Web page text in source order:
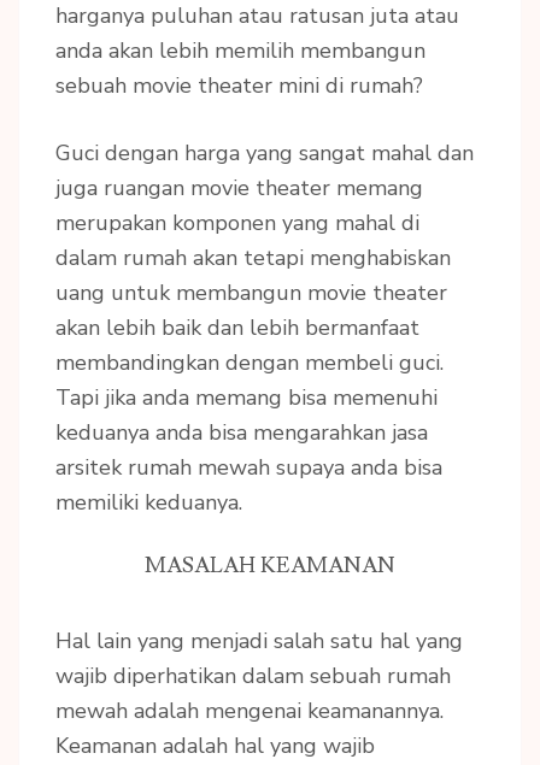
harganya puluhan atau ratusan juta atau
anda akan lebih memilih membangun
sebuah movie theater mini di rumah?
Guci dengan harga yang sangat mahal dan
juga ruangan movie theater memang
merupakan komponen yang mahal di
dalam rumah akan tetapi menghabiskan
uang untuk membangun movie theater
akan lebih baik dan lebih bermanfaat
membandingkan dengan membeli guci.
Tapi jika anda memang bisa memenuhi
keduanya anda bisa mengarahkan jasa
arsitek rumah mewah supaya anda bisa
memiliki keduanya.
MASALAH KEAMANAN
Hal lain yang menjadi salah satu hal yang
wajib diperhatikan dalam sebuah rumah
mewah adalah mengenai keamanannya.
Keamanan adalah hal yang wajib